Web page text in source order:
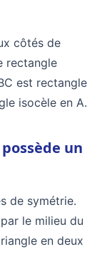
côtés de
rectangle
est rectangle
isocèle en A.
un
de symétrie.
le milieu du
en deux